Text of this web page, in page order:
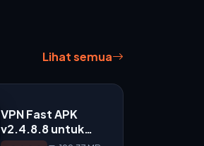
Lihat semua
VPN Fast APK
v2.4.8.8 untuk